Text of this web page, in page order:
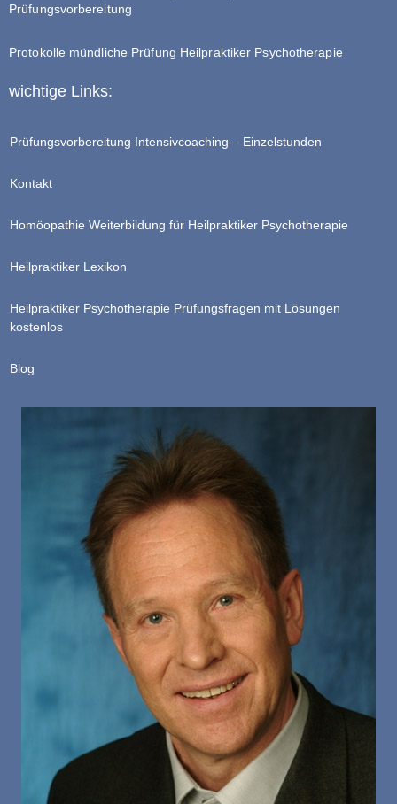
Prüfungsvorbereitung
Protokolle mündliche Prüfung Heilpraktiker Psychotherapie
wichtige Links:
Prüfungsvorbereitung Intensivcoaching – Einzelstunden
Kontakt
Homöopathie Weiterbildung für Heilpraktiker Psychotherapie
Heilpraktiker Lexikon
Heilpraktiker Psychotherapie Prüfungsfragen mit Lösungen
kostenlos
Blog